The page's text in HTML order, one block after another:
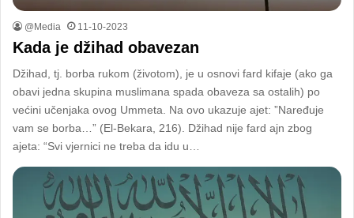
@Media 11-10-2023
Kada je džihad obavezan
Džihad, tj. borba rukom (životom), je u osnovi fard kifaje (ako ga
obavi jedna skupina muslimana spada obaveza sa ostalih) po
većini učenjaka ovog Ummeta. Na ovo ukazuje ajet: ”Naređuje
vam se borba…” (El-Bekara, 216). Džihad nije fard ajn zbog
ajeta: “Svi vjernici ne treba da idu u…